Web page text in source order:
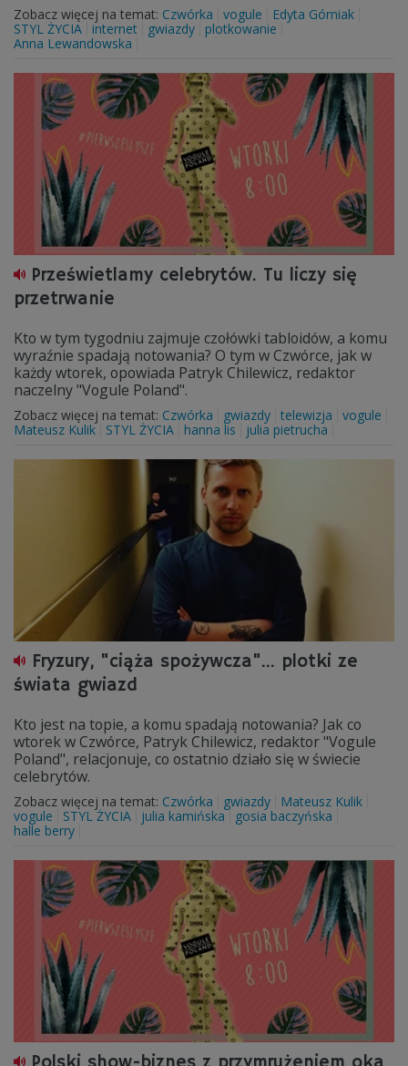
Zobacz więcej na temat: Czwórka vogule
Edyta Górniak
STYL ŻYCIA
internet gwiazdy
plotkowanie
Anna Lewandowska
Prześwietlamy celebrytów. Tu liczy się
przetrwanie
Kto w tym tygodniu zajmuje czołówki tabloidów, a komu
wyraźnie spadają notowania? O tym w Czwórce, jak w
każdy wtorek, opowiada Patryk Chilewicz, redaktor
naczelny "Vogule Poland".
Zobacz więcej na temat: Czwórka gwiazdy telewizja
vogule
Mateusz Kulik
STYL ŻYCIA hanna lis julia pietrucha
Fryzury, "ciąża spożywcza"... plotki ze
świata gwiazd
Kto jest na topie, a komu spadają notowania? Jak co
wtorek w Czwórce, Patryk Chilewicz, redaktor "Vogule
Poland", relacjonuje, co ostatnio działo się w świecie
celebrytów.
Zobacz więcej na temat: Czwórka gwiazdy
Mateusz Kulik
vogule
STYL ŻYCIA julia kamińska
gosia baczyńska
halle berry